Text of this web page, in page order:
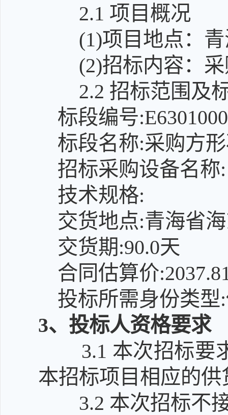
2.1 项目概况
(1)项目地点：
(2)招标内容：
2.2 招标范围及
标段编号
标段名称:采购方
招标采购设备名称:
技术规格:
交货地点:青海省
交货期:90.0天
合同估算价
投标所需身份类型
3、投标人资格要求
3.1 本次招标要
本招标项目相应的供
3.2 本次招标不